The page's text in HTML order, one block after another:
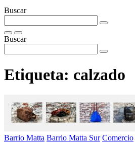
Buscar
Buscar
Etiqueta: calzado
Barrio Matta Barrio Matta Sur Comercio